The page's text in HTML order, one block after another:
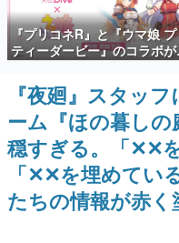
殿堂入り記
SNS拡散数が
ど。多くの人々
事をまとめまし
ゲームの企
名作ゲームク
聞きし、ヒッ
きます。
赫本
この物語を解
の形をした短編
『プリコネR』と『ウマ娘
ティーダービー』のコラボが
定！“最大170連無料”の8.5
キャンペーンなども発表
『夜廻』スタッ
ーム『ほの暮し
穏すぎる。「✕✕
「✕✕を埋めてい
たちの情報が赤